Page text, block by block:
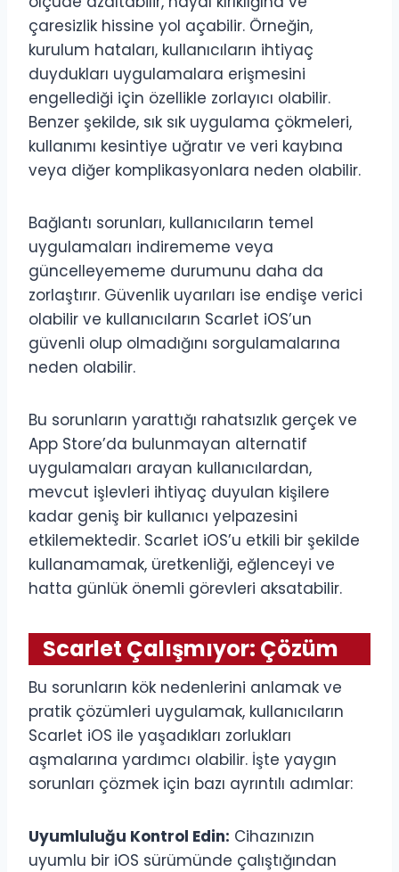
çaresizlik hissine yol açabilir. Örneğin,
kurulum hataları, kullanıcıların ihtiyaç
duydukları uygulamalara erişmesini
engellediği için özellikle zorlayıcı olabilir.
Benzer şekilde, sık sık uygulama çökmeleri,
kullanımı kesintiye uğratır ve veri kaybına
veya diğer komplikasyonlara neden olabilir.
Bağlantı sorunları, kullanıcıların temel
uygulamaları indirememe veya
güncelleyememe durumunu daha da
zorlaştırır. Güvenlik uyarıları ise endişe verici
olabilir ve kullanıcıların Scarlet iOS’un
güvenli olup olmadığını sorgulamalarına
neden olabilir.
Bu sorunların yarattığı rahatsızlık gerçek ve
App Store’da bulunmayan alternatif
uygulamaları arayan kullanıcılardan,
mevcut işlevleri ihtiyaç duyulan kişilere
kadar geniş bir kullanıcı yelpazesini
etkilemektedir. Scarlet iOS’u etkili bir şekilde
kullanamamak, üretkenliği, eğlenceyi ve
hatta günlük önemli görevleri aksatabilir.
Scarlet Çalışmıyor: Çözüm
Bu sorunların kök nedenlerini anlamak ve
pratik çözümleri uygulamak, kullanıcıların
Scarlet iOS ile yaşadıkları zorlukları
aşmalarına yardımcı olabilir. İşte yaygın
sorunları çözmek için bazı ayrıntılı adımlar:
Uyumluluğu Kontrol Edin: Cihazınızın
uyumlu bir iOS sürümünde çalıştığından